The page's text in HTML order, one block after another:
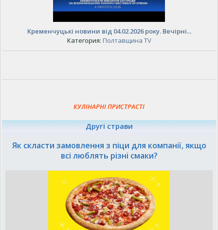
Кременчуцькі новини від 04.02.2026 року. Вечірні...
Категория: Полтавщина TV
КУЛІНАРНІ ПРИСТРАСТІ
Другі страви
Як скласти замовлення з піци для компанії, якщо
всі люблять різні смаки?